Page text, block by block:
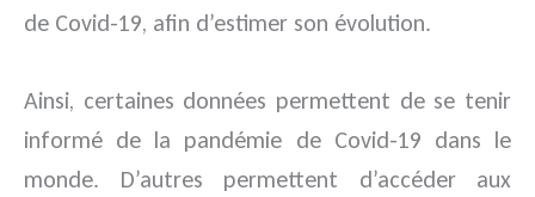
de Covid-19, afin d’estimer son évolution.
Ainsi, certaines données permettent de se tenir
informé de la pandémie de Covid-19 dans le
monde. D’autres permettent d’accéder aux